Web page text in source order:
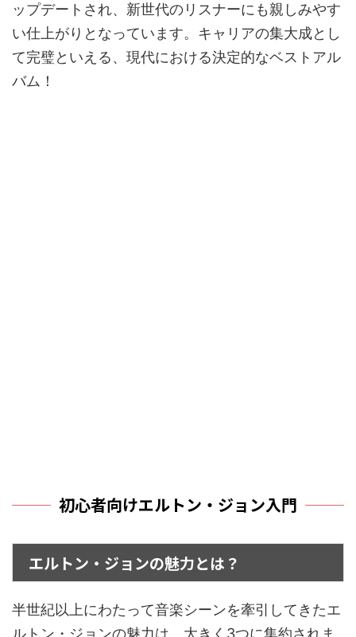
ップデートされ、新世代のリスナーにも親しみやす
い仕上がりとなっています。キャリアの集大成とし
て完璧といえる、現代における決定的なベストアル
バム！
初心者向けエルトン・ジョン入門
エルトン・ジョンの魅力とは？
半世紀以上にわたって音楽シーンを牽引してきたエ
ルトン・ジョンの魅力は、大きく3つに集約されま